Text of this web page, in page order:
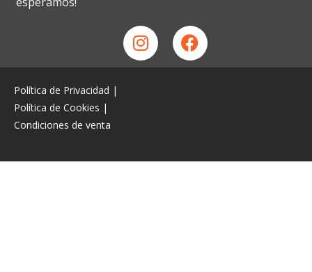
Política de Privacidad |
Política de Cookies |
Condiciones de venta